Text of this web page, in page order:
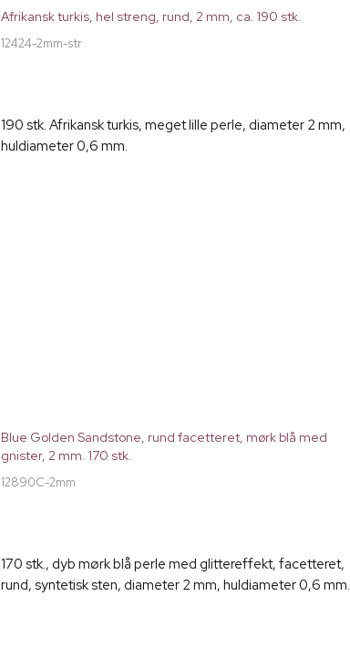
Afrikansk turkis, hel streng, rund, 2 mm, ca. 190 stk.
12424-2mm-str
190 stk. Afrikansk turkis, meget lille perle, diameter 2 mm,
huldiameter 0,6 mm.
Blue Golden Sandstone, rund facetteret, mørk blå med
gnister, 2 mm. 170 stk.
12890C-2mm
170 stk., dyb mørk blå perle med glittereffekt, facetteret,
rund, syntetisk sten, diameter 2 mm, huldiameter 0,6 mm.